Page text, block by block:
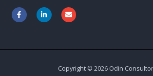
F
a
c
o
L
i
n
i
E
n
v
p
Copyright © 2026 Odin